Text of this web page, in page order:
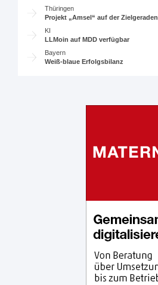
Thüringen
Projekt „Amsel“ auf der Zielgeraden
KI
LLMoin auf MDD verfügbar
Bayern
Weiß-blaue Erfolgsbilanz